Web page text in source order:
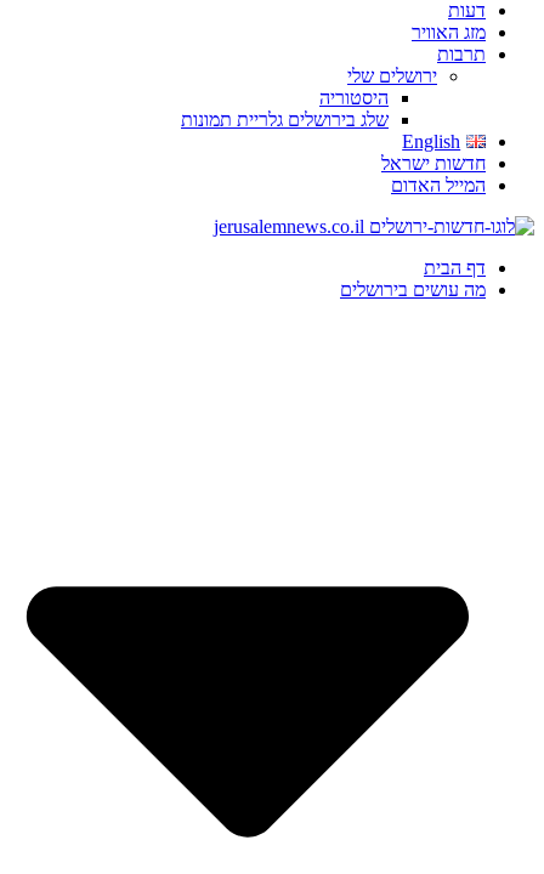
האוויר
ירושלים שלי
היסטוריה
שלג בירושלים גלריית תמונות
English
ישראל
האדום
הבית
עושים בירושלים